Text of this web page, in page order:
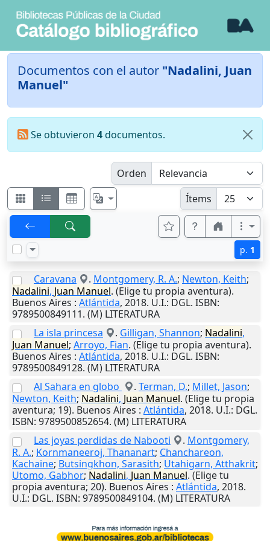
Documentos con el autor "Nadalini, Juan
Manuel"
Se obtuvieron 4documentos.
Orden
Ítems
p. 1
Caravana . Montgomery, R. A.; Newton, Keith;
Nadalini, Juan Manuel. (Elige tu propia aventura).
Buenos Aires : Atlántida, 2018. U.I.: DGL. ISBN:
9789500849111. (M) LITERATURA
La isla princesa
. Gilligan, Shannon; Nadalini,
Juan Manuel; Arroyo, Fian. (Elige tu propia aventura).
Buenos Aires : Atlántida, 2018. U.I.: DGL. ISBN:
9789500849128. (M) LITERATURA
Al Sahara en globo
. Terman, D.; Millet, Jason;
Newton, Keith; Nadalini, Juan Manuel. (Elige tu propia
aventura; 19). Buenos Aires : Atlántida, 2018. U.I.: DGL.
ISBN: 9789500852654. (M) LITERATURA
Las joyas perdidas de Nabooti
. Montgomery,
R. A.; Kornmaneeroj, Thananart; Chanchareon,
Kachaine; Butsingkhon, Sarasith; Utahigarn, Atthakrit;
Utomo, Gabhor; Nadalini, Juan Manuel. (Elige tu
propia aventura; 20). Buenos Aires : Atlántida, 2018.
U.I.: DGL. ISBN: 9789500849104. (M) LITERATURA